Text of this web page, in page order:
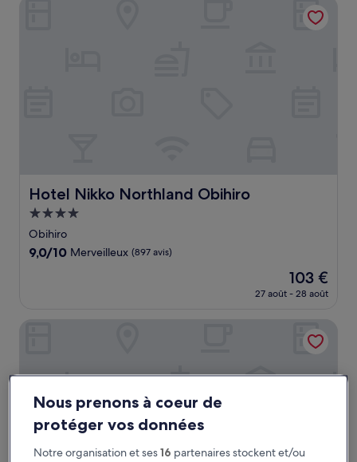
de
54 €
Hotel Nikko Northland Obihiro
Hotel Nikko Northland Obihiro
Hébergement
4.0 étoiles
Obihiro
9.0
9,0/10 Merveilleux (897 avis)
Le
nouveau
103 €
103 €
27 août - 28 août
Nous prenons à coeur de
protéger vos données
Notre organisation et ses16 partenaires stockent et/ou